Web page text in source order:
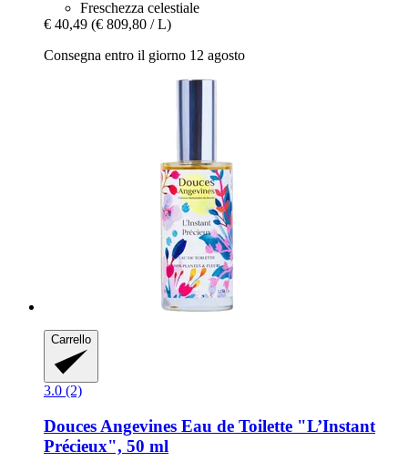
Freschezza celestiale
€ 40,49 (€ 809,80 / L)
Consegna entro il giorno 12 agosto
Carrello
3.0 (2)
Douces Angevines Eau de Toilette "L’Instant
Précieux", 50 ml